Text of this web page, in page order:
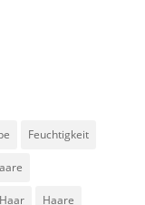
Feuchtigkeit
Haar Haare